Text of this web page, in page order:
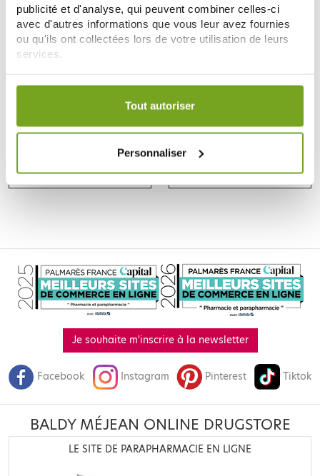
publicité et d'analyse, qui peuvent combiner celles-ci
avec d'autres informations que vous leur avez fournies
ou qu'ils ont collectées lors de votre utilisation de leurs
services.
Votre choix de consentement est conservé pendant une
Tout autoriser
Personnaliser
SOLENS PERLES FOURRÉES MIEL
POLLEN PROPOLIS 100G
ADD TO CART
SOLENS PERLES FOURRÉES AU
MIEL 110G
3,90 €
ADD TO CART
Je souhaite m'inscrire à la newsletter
Facebook Instagram Pinterest Tiktok
BALDY MÉJEAN ONLINE DRUGSTORE
LE SITE DE PARAPHARMACIE EN LIGNE